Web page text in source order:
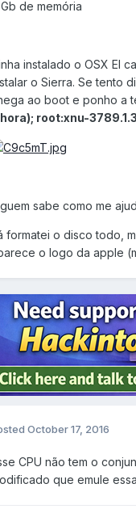
de memória
instalado o OSX El
o Sierra. Se tento
ao boot e ponho a
root:xnu-
sabe como me
formatei o disco todo,
o logo da apple
October 17, 2016
CPU não tem o
que emule